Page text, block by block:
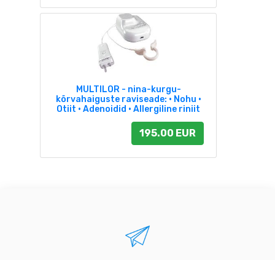
MULTILOR - nina-kurgu-
kõrvahaiguste raviseade: • Nohu •
Otiit • Adenoidid • Allergiline riniit
195.00 EUR